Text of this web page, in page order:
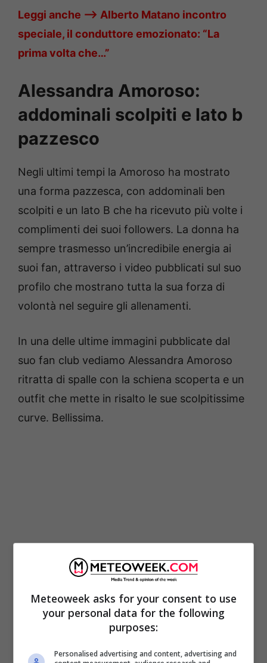
Leggi anche —-> Alberto Matano incontro
speciale, il conduttore emozionato: “La
prima volta che…”
Alessandra Amoroso:
addominali scolpiti e lato b
pazzesco
Negli ultimi tempi la Amoroso ha mostrato
una forma pazzesca, con addominali ben
scolpiti e un lato B che ha ricevuto più volte i
complimenti dei suoi followers. La donna ha
sempre trasmesso un’incredibile energia ai
suoi fan, attraverso i video pubblicati sul suo
profilo che mostrano tutta la sua forza di
volontà nel seguire gli allenamenti.
In una delle ultime immagini pubblicate dal
suo fan club vediamo Alessandra Amoroso
ritratta di spalle con la schiena scoperta e un
outfit che mette in risalto le sue scolpitissime
curve. Bellissima.
Meteoweek asks for your consent to use
your personal data for the following
purposes:
Personalised advertising and content, advertising and